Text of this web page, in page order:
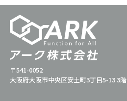
〒541-0052
大阪府大阪市中央区安土町3丁目5-13 3階